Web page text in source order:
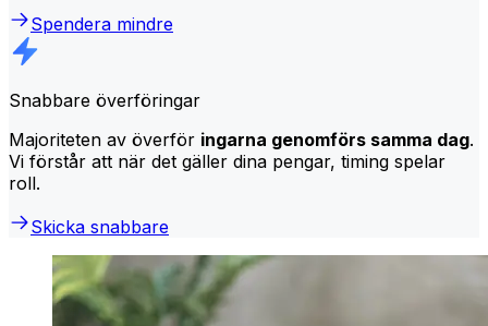
Spendera mindre
Snabbare överföringar
Majoriteten av överför ingarna genomförs samma dag.
Vi förstår att när det gäller dina pengar, timing spelar
roll.
Skicka snabbare